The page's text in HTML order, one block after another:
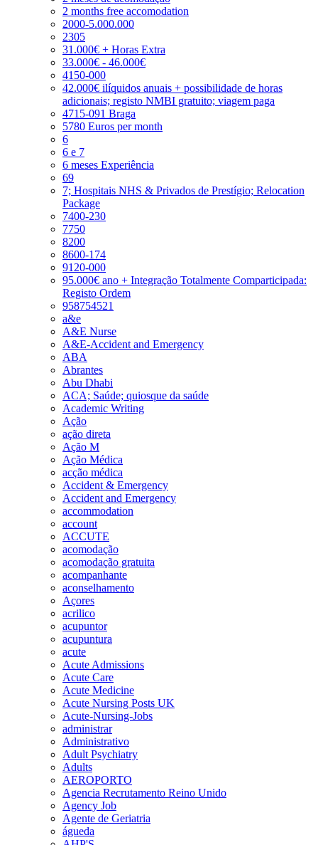
2 months free accomodation
2000-5.000.000
2305
31.000€ + Horas Extra
33.000€ - 46.000€
4150-000
42.000€ ilíquidos anuais + possibilidade de horas
adicionais; registo NMBI gratuito; viagem paga
4715-091 Braga
5780 Euros per month
6
6 e 7
6 meses Experiência
69
7; Hospitais NHS & Privados de Prestígio; Relocation
Package
7400-230
7750
8200
8600-174
9120-000
95.000€ ano + Integração Totalmente Comparticipada:
Registo Ordem
958754521
a&e
A&E Nurse
A&E-Accident and Emergency
ABA
Abrantes
Abu Dhabi
ACA; Saúde; quiosque da saúde
Academic Writing
Ação
ação direta
Ação M
Ação Médica
acção médica
Accident & Emergency
Accident and Emergency
accommodation
account
ACCUTE
acomodação
acomodação gratuita
acompanhante
aconselhamento
Açores
acrilico
acupuntor
acupuntura
acute
Acute Admissions
Acute Care
Acute Medicine
Acute Nursing Posts UK
Acute-Nursing-Jobs
administrar
Administrativo
Adult Psychiatry
Adults
AEROPORTO
Agencia Recrutamento Reino Unido
Agency Job
Agente de Geriatria
águeda